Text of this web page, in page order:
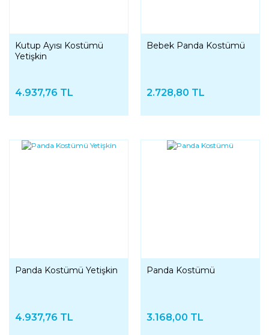
Kutup Ayısı Kostümü
Yetişkin
4.937,76 TL
Bebek Panda Kostümü
2.728,80 TL
Panda Kostümü Yetişkin
4.937,76 TL
Panda Kostümü
3.168,00 TL